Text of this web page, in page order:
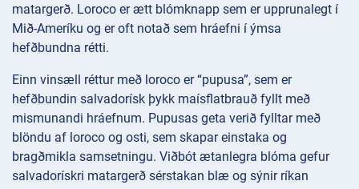
matargerð. Loroco er ætt blómknapp sem er upprunalegt í
Mið-Ameríku og er oft notað sem hráefni í ýmsa
hefðbundna rétti.
Einn vinsæll réttur með loroco er “pupusa”, sem er
hefðbundin salvadorísk þykk maísflatbrauð fyllt með
mismunandi hráefnum. Pupusas geta verið fylltar með
blöndu af loroco og osti, sem skapar einstaka og
bragðmikla samsetningu. Viðbót ætanlegra blóma gefur
salvadorískri matargerð sérstakan blæ og sýnir ríkan